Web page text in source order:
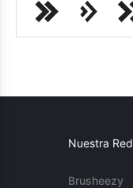
Nuestra Red
Brusheezy